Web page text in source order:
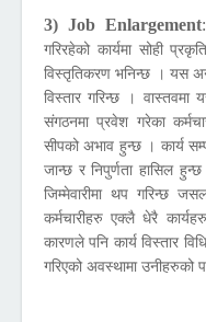
3) Job Enlargement
गरिरहेको कार्यमा सोही
विस्तृतिकरण भनिन्छ । यस
विस्तार गरिन्छ । वास्तवमा
संगठनमा प्रवेश गरेका
सीपको अभाव हुन्छ । कार्य
जान्छ र निपुर्णता हासिल
जिम्मेवारीमा थप गरिन्छ
कर्मचारीहरु एक्लै धेरै
कारणले पनि कार्य विस्तार
गरिएको अवस्थामा उनीहरुको